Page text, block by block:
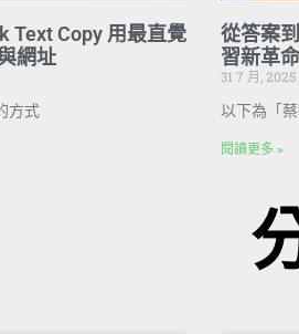
Text Copy 用最直覺
網址
方式
從答案
習新革
31 7 月, 2025
以下為「
閱讀更多 »